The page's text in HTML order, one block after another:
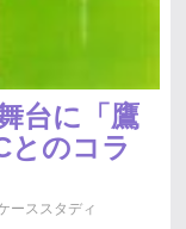
台に「鷹
とのコラ
ーススタディ